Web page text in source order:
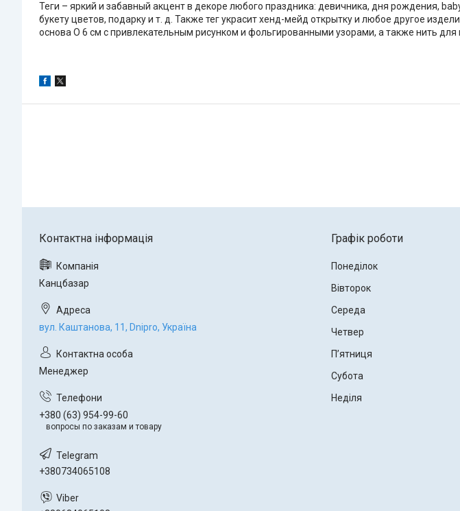
Теги – яркий и забавный акцент в декоре любого праздника: девичника, дня рождения,
букету цветов, подарку и т. д. Также тег украсит хенд-мейд открытку и любое другое
основа O 6 см с привлекательным рисунком и фольгированными узорами, а также нить
Канцбазар
вул. Каштанова, 11, Dnipro, Україна
Менеджер
+380 (63) 954-99-60
вопросы по заказам и товару
+380734065108
Графік роботи
Понеділок
Вівторок
Середа
Четвер
Пʼятниця
Субота
Неділя